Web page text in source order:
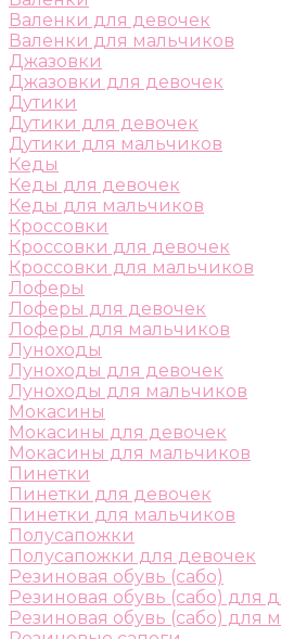
Валенки для девочек
Валенки для мальчиков
Джазовки
Джазовки для девочек
Дутики
Дутики для девочек
Дутики для мальчиков
Кеды
Кеды для девочек
Кеды для мальчиков
Кроссовки
Кроссовки для девочек
Кроссовки для мальчиков
Лоферы
Лоферы для девочек
Лоферы для мальчиков
Луноходы
Луноходы для девочек
Луноходы для мальчиков
Мокасины
Мокасины для девочек
Мокасины для мальчиков
Пинетки
Пинетки для девочек
Пинетки для мальчиков
Полусапожки
Полусапожки для девочек
Резиновая обувь (сабо)
Резиновая обувь (сабо) для
Резиновая обувь (сабо) для